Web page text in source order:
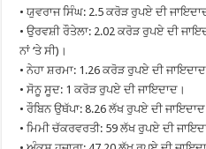
• ਯੁਵਰਾਜ ਸਿੰਘ: 2.5 ਕਰੋੜ ਰੁਪਏ ਦੀ
• ਉਰਵਸ਼ੀ ਰੌਤੇਲਾ: 2.02 ਕਰੋੜ ਰੁਪਏ ਦੀ
ਨਾਂ ‘ਤੇ ਸੀ)।
• ਨੇਹਾ ਸ਼ਰਮਾ: 1.26 ਕਰੋੜ ਰੁਪਏ ਦੀ
• ਸੋਨੂ ਸੂਦ: 1 ਕਰੋੜ ਰੁਪਏ ਦੀ ਜਾਇਦਾਦ।
• ਰੌਬਿਨ ਉਥੱਪਾ: 8.26 ਲੱਖ ਰੁਪਏ ਦੀ
• ਮਿਮੀ ਚੱਕਰਵਰਤੀ: 59 ਲੱਖ ਰੁਪਏ ਦੀ